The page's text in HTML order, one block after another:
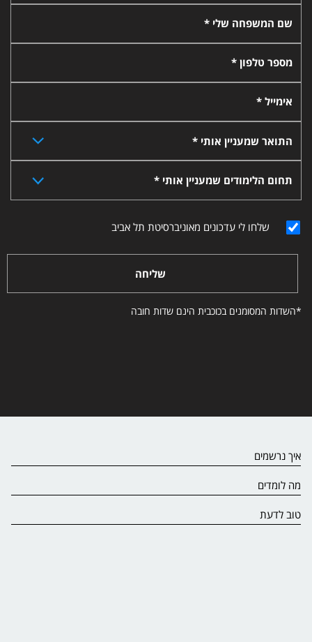
שם המשפחה שלי *
מספר טלפון *
אימייל *
התואר שמעניין אותי *
תחום הלימודים שמעניין אותי *
שלחו לי עדכונים מאוניברסיטת תל אביב
שליחה
*השדות המסומנים בכוכבית הינם שדות חובה
איך נרשמים
מה לומדים
טוב לדעת